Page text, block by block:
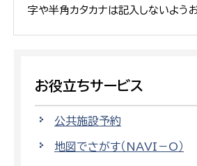
字や半角カタカナは記入しないよう
お役立ちサービス
公共施設予約
地図でさがす（NAVI－O）